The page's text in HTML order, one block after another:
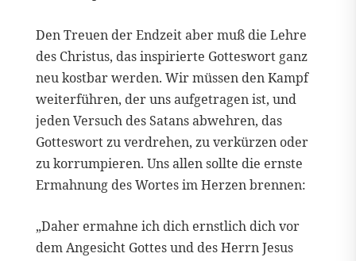
Den Treuen der Endzeit aber muß die Lehre
des Christus, das inspirierte Gotteswort ganz
neu kostbar werden. Wir müssen den Kampf
weiterführen, der uns aufgetragen ist, und
jeden Versuch des Satans abwehren, das
Gotteswort zu verdrehen, zu verkürzen oder
zu korrumpieren. Uns allen sollte die ernste
Ermahnung des Wortes im Herzen brennen:
„Daher ermahne ich dich ernstlich dich vor
dem Angesicht Gottes und des Herrn Jesus